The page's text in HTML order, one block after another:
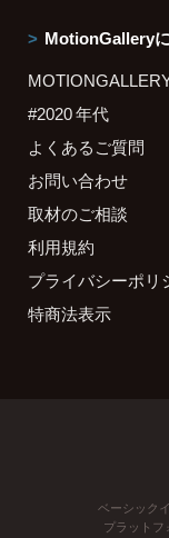
MotionGallery
#2020 年代
よくあるご質問
お問い合わせ
取材のご相談
利用規約
プライバシーポリ
特商法表示
ベーシック
プラットフ